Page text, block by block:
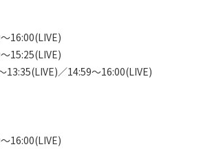
16:00(LIVE)
15:25(LIVE)
13:35(LIVE)／14:59〜16:00(LIVE)
16:00(LIVE)